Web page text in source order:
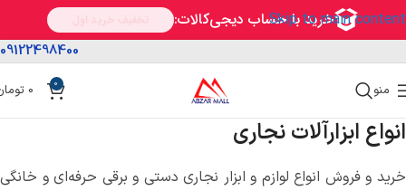
Skip to main content
09122498400
منو 0
0
انواع ابزارآلات نجاری
خرید و فروش انواع لوازم و ابزار نجاری دستی و برقی حرفه‌ای و خانگی